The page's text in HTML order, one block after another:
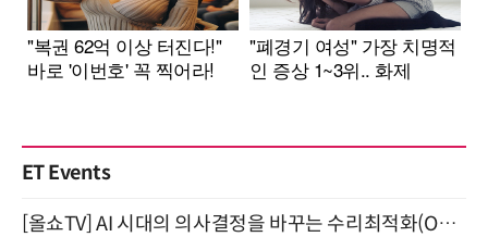
ET Events
[올쇼TV] AI 시대의 의사결정을 바꾸는 수리최적화(Optimization) 소개 (8/20 생방송)